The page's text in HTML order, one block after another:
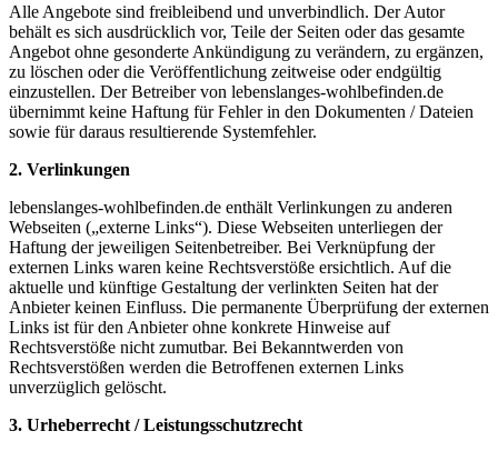
Alle Angebote sind freibleibend und unverbindlich. Der Autor
behält es sich ausdrücklich vor, Teile der Seiten oder das gesamte
Angebot ohne gesonderte Ankündigung zu verändern, zu ergänzen,
zu löschen oder die Veröffentlichung zeitweise oder endgültig
einzustellen. Der Betreiber von lebenslanges-wohlbefinden.de
übernimmt keine Haftung für Fehler in den Dokumenten / Dateien
sowie für daraus resultierende Systemfehler.
2. Verlinkungen
lebenslanges-wohlbefinden.de enthält Verlinkungen zu anderen
Webseiten („externe Links“). Diese Webseiten unterliegen der
Haftung der jeweiligen Seitenbetreiber. Bei Verknüpfung der
externen Links waren keine Rechtsverstöße ersichtlich. Auf die
aktuelle und künftige Gestaltung der verlinkten Seiten hat der
Anbieter keinen Einfluss. Die permanente Überprüfung der externen
Links ist für den Anbieter ohne konkrete Hinweise auf
Rechtsverstöße nicht zumutbar. Bei Bekanntwerden von
Rechtsverstößen werden die Betroffenen externen Links
unverzüglich gelöscht.
3. Urheberrecht / Leistungsschutzrecht